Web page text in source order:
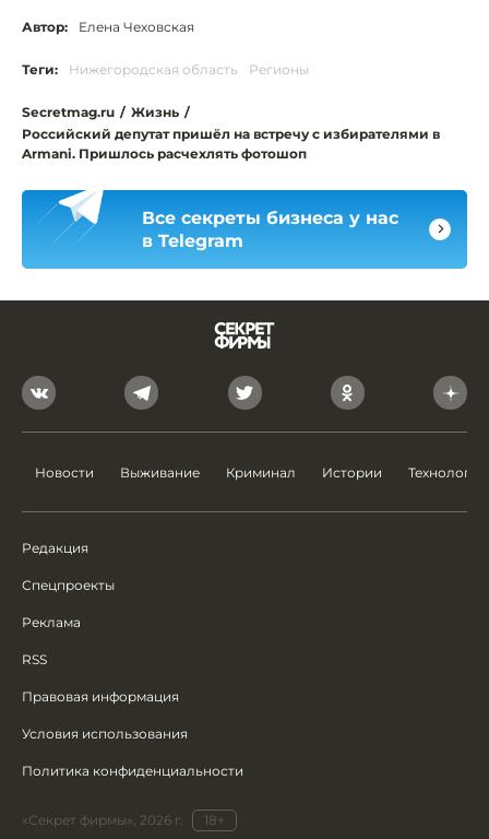
Автор: Елена Чеховская
Теги: Нижегородская область Регионы
Secretmag.ru / Жизнь /
Российский депутат пришёл на встречу с избирателями в
Armani. Пришлось расчехлять фотошоп
Все секреты бизнеса у нас
в Telegram
Новости Выживание Криминал Истории Технологии
Редакция
Спецпроекты
Реклама
RSS
Правовая информация
Условия использования
Политика конфиденциальности
«Секрет фирмы», 2026 г. 18+